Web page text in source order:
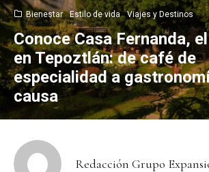
Bienestar Estilo de vida Viajes y Destinos
Conoce Casa Fernanda,
en Tepoztlán: de café de
especialidad a
causa
Redacción Grupo